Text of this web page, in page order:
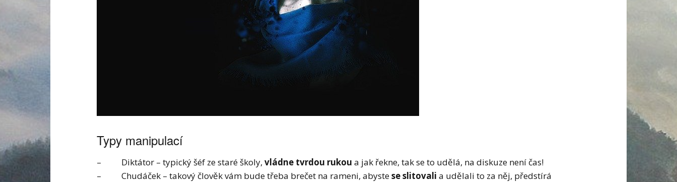
Typy manipulací
– Diktátor – typický šéf ze staré školy, vládne tvrdou rukou a jak řekne, tak se to udělá, na diskuze není čas!
– Chudáček – takový člověk vám bude třeba brečet na rameni, abystese slitovali a udělali to za něj, předstírá